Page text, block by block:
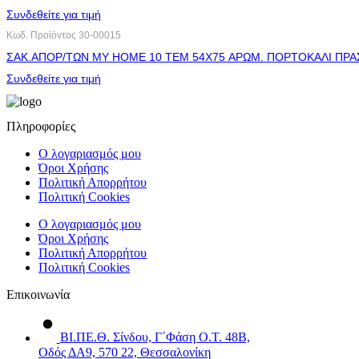
Συνδεθείτε για τιμή
Κωδ. Προϊόντος 30-00015
ΣΑΚ.ΑΠΟΡ/ΤΩΝ MY HOME 10 ΤΕΜ 54X75 ΑΡΩΜ. ΠΟΡΤΟΚΑΛΙ
Συνδεθείτε για τιμή
Πληροφορίες
Ο λογαριασμός μου
Όροι Χρήσης
Πολιτική Απορρήτου
Πολιτική Cookies
Ο λογαριασμός μου
Όροι Χρήσης
Πολιτική Απορρήτου
Πολιτική Cookies
Επικοινωνία
ΒΙ.ΠΕ.Θ. Σίνδου, Γ΄Φάση Ο.Τ. 48Β,
Οδός ΔΑ9, 570 22, Θεσσαλονίκη